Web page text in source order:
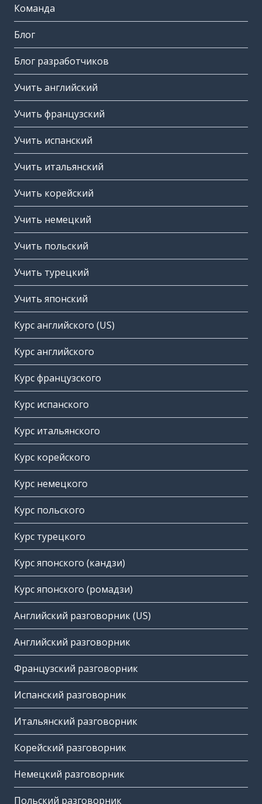
Команда
Блог
Блог разработчиков
Учить английский
Учить французский
Учить испанский
Учить итальянский
Учить корейский
Учить немецкий
Учить польский
Учить турецкий
Учить японский
Курс английского (US)
Курс английского
Курс французского
Курс испанского
Курс итальянского
Курс корейского
Курс немецкого
Курс польского
Курс турецкого
Курс японского (кандзи)
Курс японского (ромадзи)
Английский разговорник (US)
Английский разговорник
Французский разговорник
Испанский разговорник
Итальянский разговорник
Корейский разговорник
Немецкий разговорник
Польский разговорник